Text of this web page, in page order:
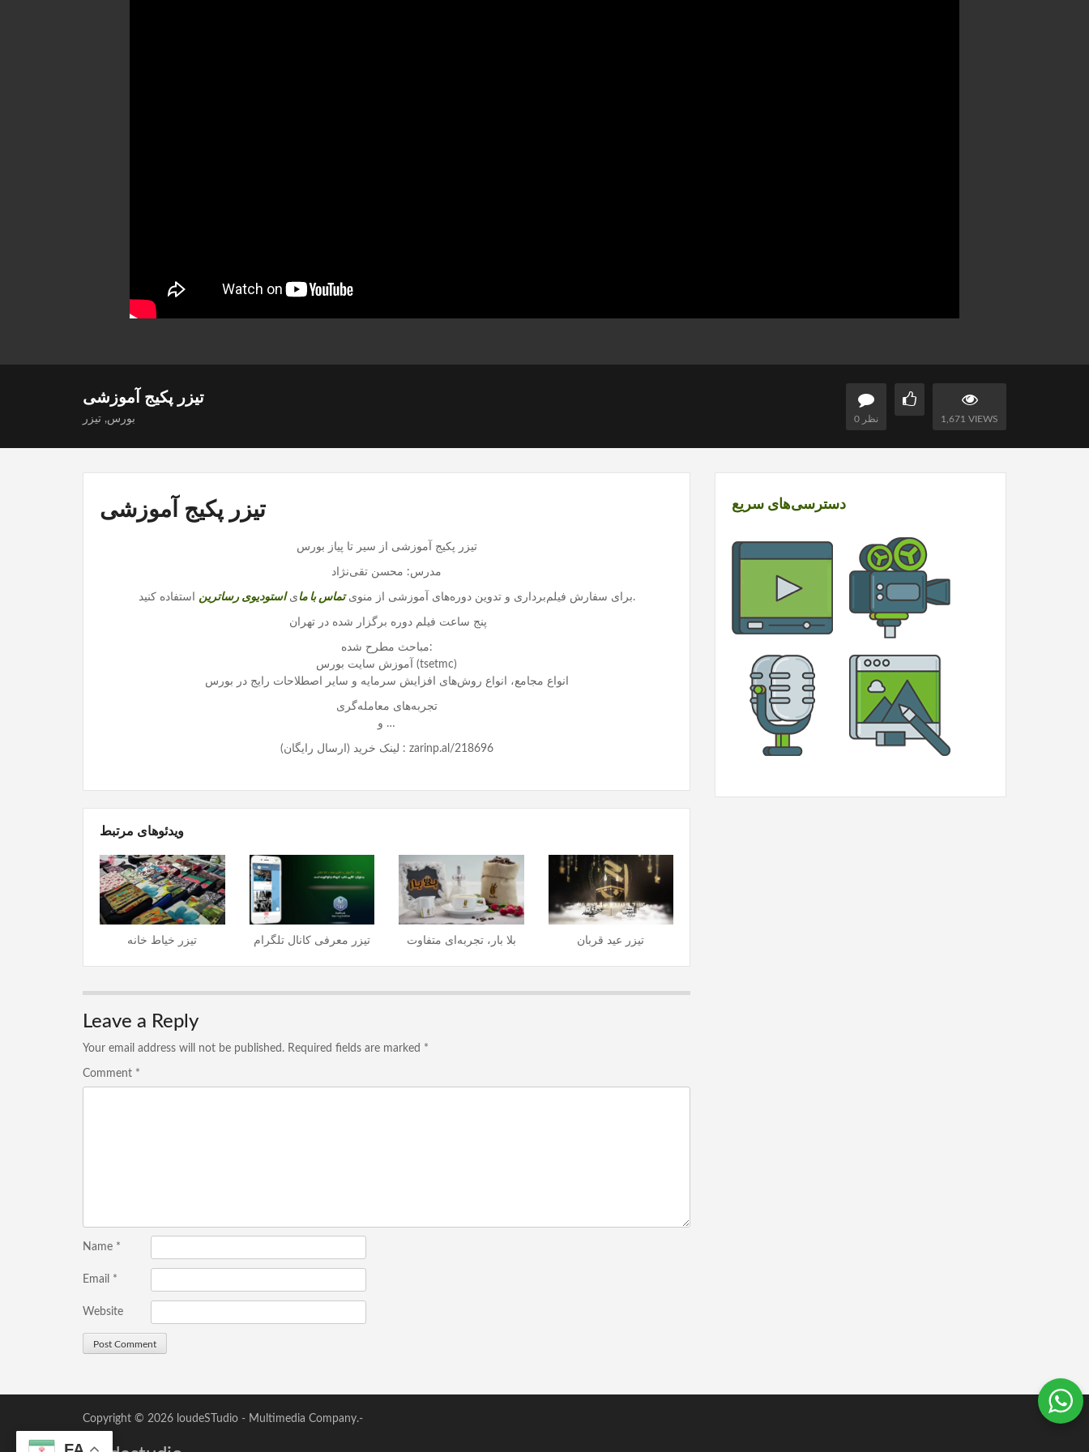
تیزر پکیج آموزشی
بورس, تیزر 1,671 VIEWS 0 نظر
تیزر پکیج آموزشی
تیزر پکیج آموزشی از سیر تا پیاز بورس
مدرس: محسن تقی‌نژاد
برای سفارش فیلم‌برداری و تدوین دوره‌های آموزشی از منویتماس با ما یاستودیوی رساترین استفاده کنید.
پنج ساعت فیلم دوره برگزار شده در تهران
مباحث مطرح شده:
آموزش سایت بورس (tsetmc)
انواع مجامع، انواع روش‌های افزایش سرمایه و سایر اصطلاحات رایج در بورس
تجربه‌های معامله‌گری
و …
لینک خرید (ارسال رایگان) : zarinp.al/218696
ویدئوهای مرتبط
تیزر خیاط خانه تیزر معرفی کانال تلگرام بلا بار، تجربه‌ای متفاوت تیزر عید قربان
Leave a Reply
Your email address will not be published. Required fields are marked *
Comment *
Name *
Email *
Website
دسترسی‌های سریع
Copyright © 2026 loudeSTudio - Multimedia Company.-